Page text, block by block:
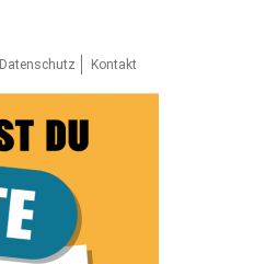
Datenschutz Kontakt